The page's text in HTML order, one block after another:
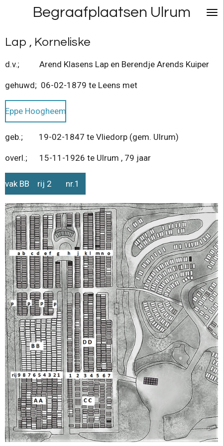
naar
de
hoofdinhoud
Begraafplaatsen Ulrum
Lap , Korneliske
d.v.; Arend Klasens Lap en Berendje Arends Kuiper
gehuwd; 06-02-1879 te Leens met
Eppe Hoogheem
geb.; 19-02-1847 te Vliedorp (gem. Ulrum)
overl.; 15-11-1926 te Ulrum , 79 jaar
vak BB rij 2 nr.1